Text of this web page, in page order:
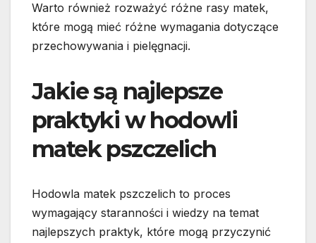
Warto również rozważyć różne rasy matek,
które mogą mieć różne wymagania dotyczące
przechowywania i pielęgnacji.
Jakie są najlepsze
praktyki w hodowli
matek pszczelich
Hodowla matek pszczelich to proces
wymagający staranności i wiedzy na temat
najlepszych praktyk, które mogą przyczynić